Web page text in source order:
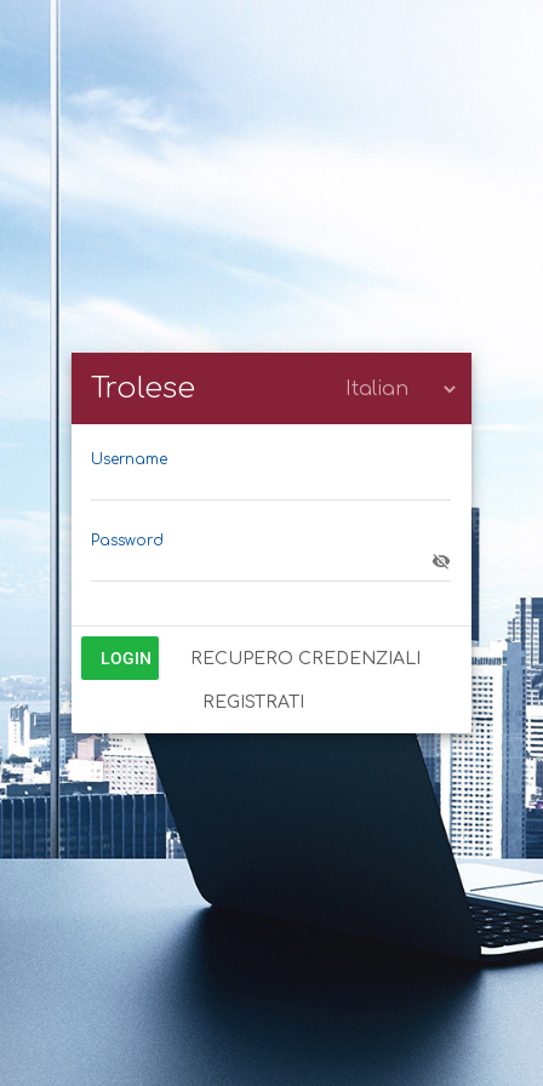
Trolese
Username
Password
LOGIN RECUPERO CREDENZIALI
REGISTRATI